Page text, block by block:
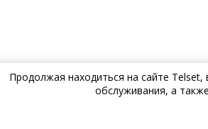
Продолжая находиться на сайте
обслуживания, а